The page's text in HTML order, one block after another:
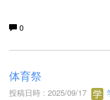
0
体育祭
投稿日時 : 2025/09/17